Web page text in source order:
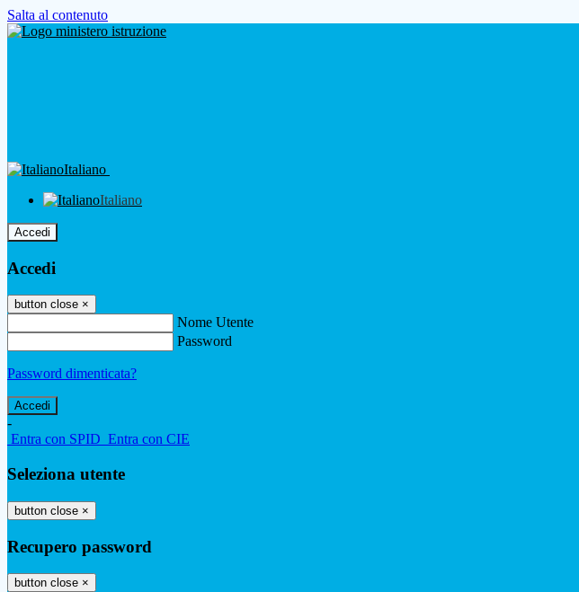
Salta al contenuto
Italiano
Italiano
Accedi
Accedi
button close ×
Nome Utente
Password
Password dimenticata?
-
Entra con SPID Entra con CIE
Seleziona utente
button close ×
Recupero password
button close ×